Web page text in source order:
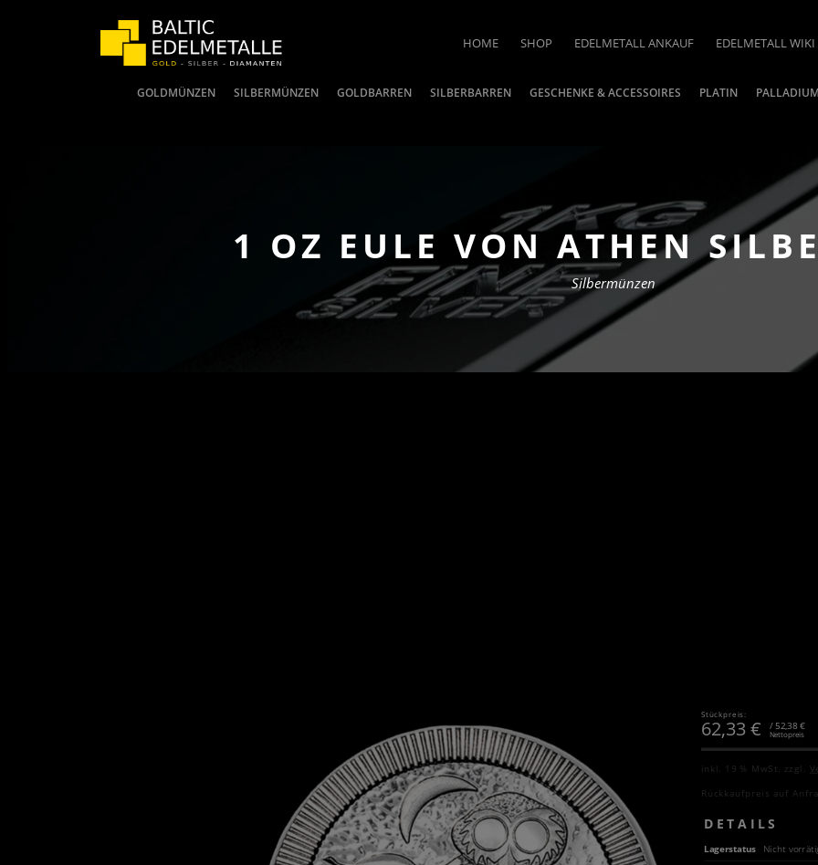
HOME SHOP EDELMETALL ANKAUF EDELMETALL WIKI
GOLDMÜNZEN SILBERMÜNZEN GOLDBARREN SILBERBARREN GESCHENKE & ACCESSOIRES PLATIN PALLADIUM
1 OZ EULE VON ATHEN
Silbermünzen
Stückpreis:
62,33€ / 52,38 €
Nettopreis
inkl. 19 % MwSt. zzgl.
Rückkaufpreis auf
DETAILS
Lagerstatus
Nicht